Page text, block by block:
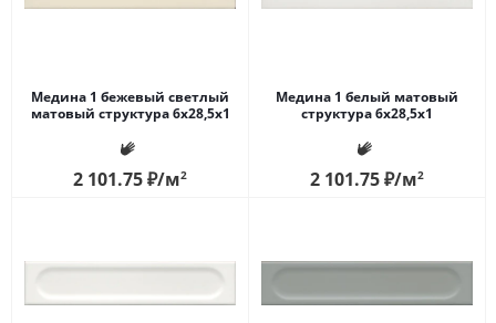
Медина 1 бежевый светлый
матовый структура 6x28,5x1
2 101.75₽/м2
Медина 1 белый матовый
структура 6x28,5x1
2 101.75₽/м2